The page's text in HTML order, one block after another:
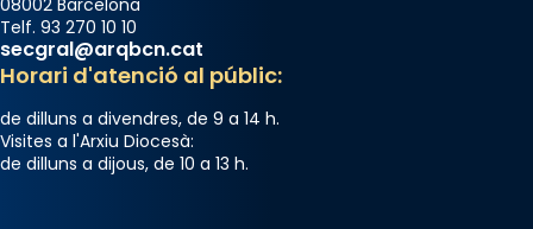
Telf. 93 270 10 10
secgral@arqbcn.cat
Horari d'atenció al públic:
de dilluns a divendres, de 9 a 14 h.
Visites a l'Arxiu Diocesà:
de dilluns a dijous, de 10 a 13 h.